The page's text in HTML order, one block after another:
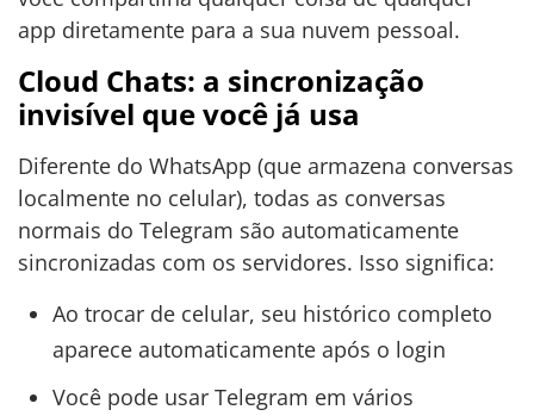
app diretamente para a sua nuvem pessoal.
Cloud Chats: a sincronização
invisível que você já usa
Diferente do WhatsApp (que armazena conversas
localmente no celular), todas as conversas
normais do Telegram são automaticamente
sincronizadas com os servidores. Isso significa:
Ao trocar de celular, seu histórico completo
aparece automaticamente após o login
Você pode usar Telegram em vários